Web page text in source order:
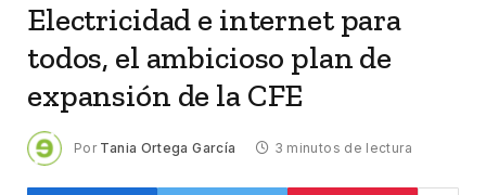
Electricidad e internet para
todos, el ambicioso plan de
expansión de la CFE
Por Tania Ortega García 3 minutos de lectura